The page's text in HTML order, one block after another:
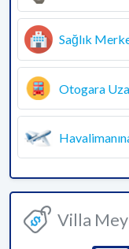
Sağlık
Otogara
Villa